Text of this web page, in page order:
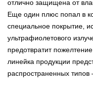
отлично защищена от
Еще один плюс попал в
специальное покрытие,
ультрафиолетового
предотвратит
линейка продукции
распространенных типов